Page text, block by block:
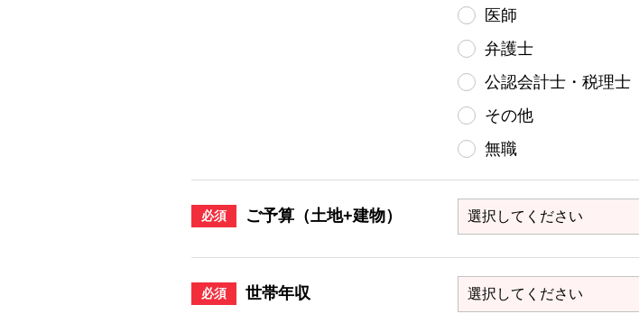
医師
弁護士
公認会計士・税理士
その他
無職
ご予算（土地+建物）
必須
世帯年収
必須